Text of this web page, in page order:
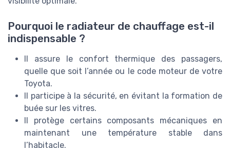
Pourquoi le radiateur de chauffage est-il
indispensable ?
Il assure le confort thermique des passagers,
quelle que soit l’année ou le code moteur de votre
Toyota.
Il participe à la sécurité, en évitant la formation de
buée sur les vitres.
Il protège certains composants mécaniques en
maintenant une température stable dans
l’habitacle.